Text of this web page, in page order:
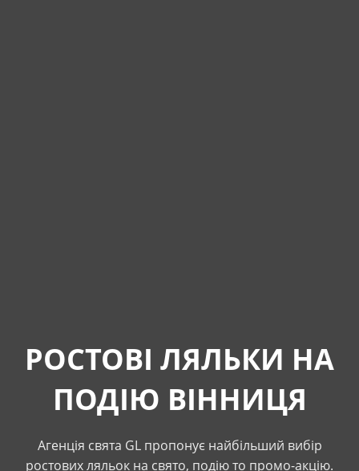
РОСТОВІ ЛЯЛЬКИ НА
ПОДІЮ ВІННИЦЯ
Агенція свята GL пропонує найбільший вибір
ростових ляльок на свято, подію то промо-акцію.